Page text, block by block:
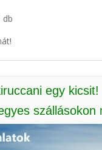
db
egy